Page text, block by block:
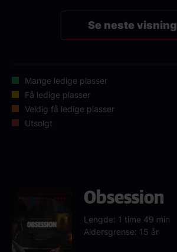
Se neste visning
Mange ledige plasser
Få ledige plasser
Veldig få ledige plasser
Utsolgt
Obsession
Lengde: 1 time 49 min
Aldersgrense: 15 år